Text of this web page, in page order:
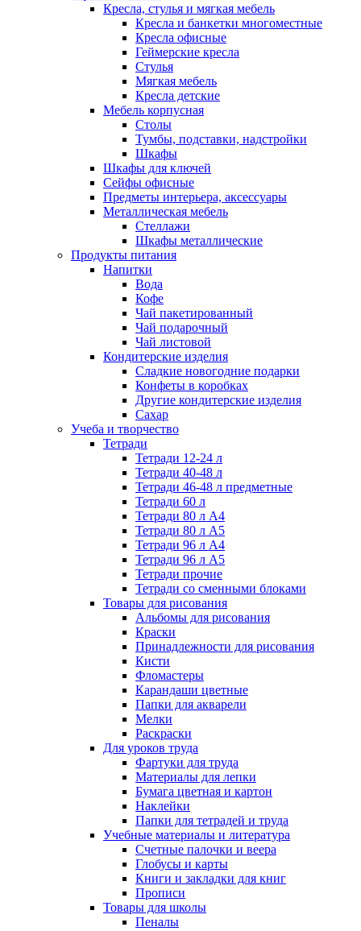
Кресла, стулья и мягкая мебель
Кресла и банкетки многоместные
Кресла офисные
Геймерские кресла
Стулья
Мягкая мебель
Кресла детские
Мебель корпусная
Столы
Тумбы, подставки, надстройки
Шкафы
Шкафы для ключей
Сейфы офисные
Предметы интерьера, аксессуары
Металлическая мебель
Стеллажи
Шкафы металлические
Продукты питания
Напитки
Вода
Кофе
Чай пакетированный
Чай подарочный
Чай листовой
Кондитерские изделия
Сладкие новогодние подарки
Конфеты в коробках
Другие кондитерские изделия
Сахар
Учеба и творчество
Тетради
Тетради 12-24 л
Тетради 40-48 л
Тетради 46-48 л предметные
Тетради 60 л
Тетради 80 л А4
Тетради 80 л А5
Тетради 96 л А4
Тетради 96 л А5
Тетради прочие
Тетради со сменными блоками
Товары для рисования
Альбомы для рисования
Краски
Принадлежности для рисования
Кисти
Фломастеры
Карандаши цветные
Папки для акварели
Мелки
Раскраски
Для уроков труда
Фартуки для труда
Материалы для лепки
Бумага цветная и картон
Наклейки
Папки для тетрадей и труда
Учебные материалы и литература
Счетные палочки и веера
Глобусы и карты
Книги и закладки для книг
Прописи
Товары для школы
Пеналы